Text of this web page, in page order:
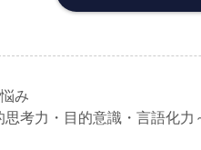
み
考力・目的意識・言語化力